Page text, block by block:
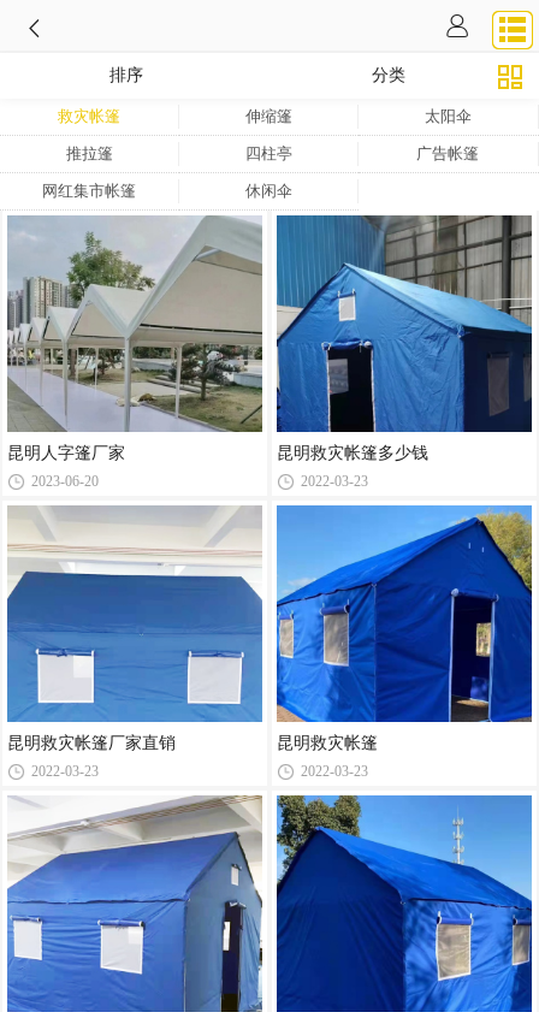
排序 分类
救灾帐篷 伸缩篷 太阳伞
推拉篷 四柱亭 广告帐篷
网红集市帐篷 休闲伞
昆明人字篷厂家
2023-06-20
昆明救灾帐篷厂家直销
2022-03-23
昆明救灾帐篷多少钱
2022-03-23
昆明救灾帐篷
2022-03-23